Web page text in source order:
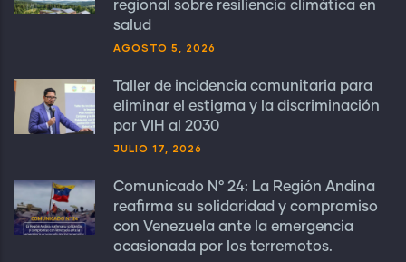
regional sobre resiliencia climática en
salud
AGOSTO 5, 2026
Taller de incidencia comunitaria para
eliminar el estigma y la discriminación
por VIH al 2030
JULIO 17, 2026
Comunicado N° 24: La Región Andina
reafirma su solidaridad y compromiso
con Venezuela ante la emergencia
ocasionada por los terremotos.